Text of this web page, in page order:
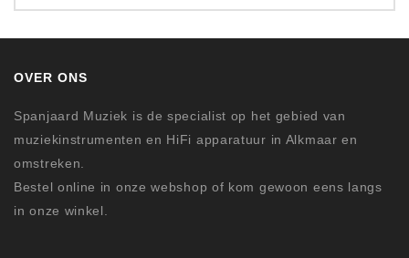
OVER ONS
Spanjaard Muziek is de specialist op het gebied van
muziekinstrumenten en HiFi apparatuur in Alkmaar en
omstreken.
Bestel online in onze webshop of kom gewoon eens langs
in onze winkel.